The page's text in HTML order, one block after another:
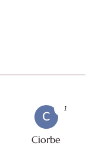
C
Ciorbe
1